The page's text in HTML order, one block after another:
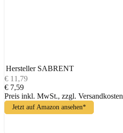
Hersteller SABRENT
€ 11,79
€ 7,59
Preis inkl. MwSt., zzgl. Versandkosten
Jetzt auf Amazon ansehen*